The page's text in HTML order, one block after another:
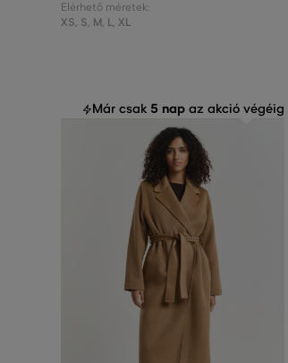
Elérhető méretek:
XS, S, M, L, XL
Már csak 5 nap az akció végéig